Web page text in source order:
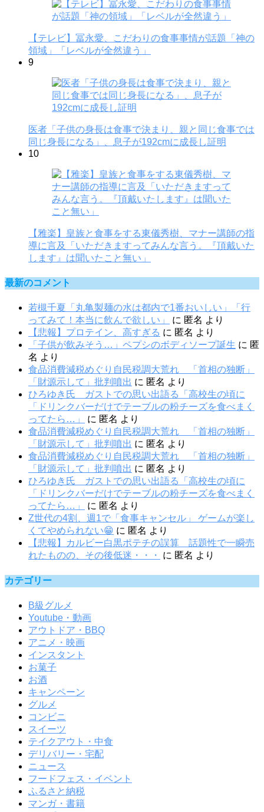
【テレビ】冨永愛、こだわりの食事事情が話題「神の
領域」「レベルが全然違う」
9
医者「子供の身長は食事で決まり、親と同じ食事では
同じ身長になる」、息子が192cmに成長し証明
10
【雅楽】皇族と食事をする東儀秀樹、マナー講師の指
導に言及「いただきますってみんな言う。『頂戴いた
します』は聞いたこと無い」
最新のコメント
若槻千夏「丸亀製麺の水は都内で1番おいしい」「行
ってみて！本当に飲んで欲しい」
に 匿名 より
【悲報】プロテイン、高すぎる に 匿名 より
「子供が飲みそう…」ペプシのボディソープ誕生 に 匿
名 より
食品消費減税めぐり自民税調大荒れ 「首相の独断」
「財源示して」批判噴出 に 匿名 より
ひろゆき氏 ガストでの思い出語る「高校生の頃に
「ドリンクバーだけでテーブルの粉チーズを食べまく
ってたら…」
に 匿名 より
食品消費減税めぐり自民税調大荒れ 「首相の独断」
「財源示して」批判噴出 に 匿名 より
食品消費減税めぐり自民税調大荒れ 「首相の独断」
「財源示して」批判噴出 に 匿名 より
ひろゆき氏 ガストでの思い出語る「高校生の頃に
「ドリンクバーだけでテーブルの粉チーズを食べまく
ってたら…」
に 匿名 より
Z世代の4割、週1で「食事キャンセル」 ゲームが楽し
くてやめられない😁 に 匿名 より
【悲報】カルビー白黒ポテチの誤算 話題性で一瞬売
れたものの、その後低迷・・・
に 匿名 より
カテゴリー
B級グルメ
Youtube・動画
アウトドア・BBQ
アニメ・映画
インスタント
お菓子
お酒
キャンペーン
グルメ
コンビニ
スイーツ
テイクアウト・中食
デリバリー・宅配
ニュース
フードフェス・イベント
ふるさと納税
マンガ・書籍